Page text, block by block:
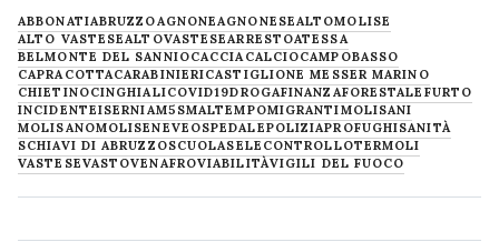
ABBONATIABRUZZOAGNONEAGNONESEALTOMOLISE
ALTO VASTESEALTOVASTESEARRESTOATESSA
BELMONTE DEL SANNIOCACCIA CALCIOCAMPOBASSO
CAPRACOTTACARABINIERICASTIGLIONE MESSER MARINO
CHIETINOCINGHIALICOVID19DROGAFINANZAFORESTALE FURTO
INCIDENTEISERNIAM5SMALTEMPOMIGRANTIMOLISANI
MOLISANOMOLISENEVE OSPEDALEPOLIZIAPROFUGHISANITÀ
SCHIAVI DI ABRUZZOSCUOLASELECONTROLLOTERMOLI
VASTESEVASTOVENAFROVIABILITÀVIGILI DEL FUOCO